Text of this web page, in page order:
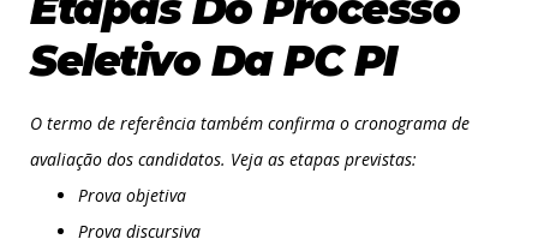
Seletivo Da PC PI
O termo de referência também confirma o cronograma de
avaliação dos candidatos. Veja as etapas previstas:
Prova objetiva
Prova discursiva